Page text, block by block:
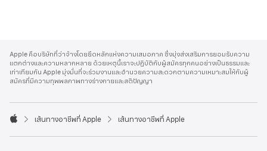
p
p
l
e
o
t
r
Apple คือบริษัทที่ว่าจ้างโดยยึดหลักแห่งความเสมอภาค ซึ่งมุ่งส่งเสริมการยอมรับความ
แตกต่างและความหลากหลาย ด้วยเหตุนี้เราจะปฏิบัติกับผู้สมัครทุกคนอย่างเป็นธรรมและ
เท่าเทียมกัน Apple มุ่งมั่นที่จะร่วมงานและอำนวยความสะดวกตามความเหมาะสมให้กับผู้
สมัครที่มีความทุพพลภาพทางร่างกายและสติปัญญา

p
เส้นทางอาชีพที่ Apple เส้นทางอาชีพที่ Apple